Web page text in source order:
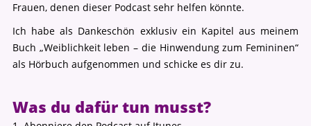
Frauen, denen dieser Podcast sehr helfen könnte.
Ich habe als Dankeschön exklusiv ein Kapitel aus meinem
Buch „Weiblichkeit leben – die Hinwendung zum Femininen“
als Hörbuch aufgenommen und schicke es dir zu.
Was du dafür tun musst?